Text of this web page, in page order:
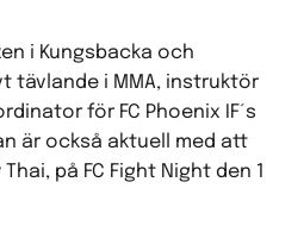
i Kungsbacka och
tävlande i MMA, instruktör
för FC Phoenix IF´s
är också aktuell med att
på FC Fight Night den 1